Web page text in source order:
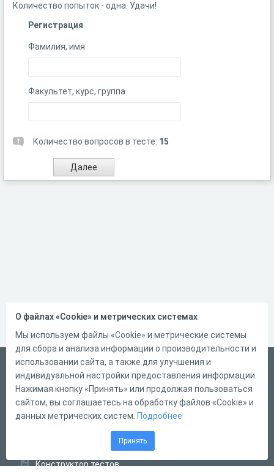
Количество попыток - одна. Удачи!
Регистрация
Фамилия, имя
Факультет, курс, группа
Количество вопросов в тесте: 15
Русский
Справка
Форма обратной связи
Конструктор тестов
О файлах «Cookie» и метрических системах
Мы используем файлы «Cookie» и метрические системы
для сбора и анализа информации о производительности и
использовании сайта, а также для улучшения и
индивидуальной настройки предоставления информации.
Нажимая кнопку «Принять» или продолжая пользоваться
сайтом, вы соглашаетесь на обработку файлов «Cookie» и
данных метрических систем. Подробнее
Принять